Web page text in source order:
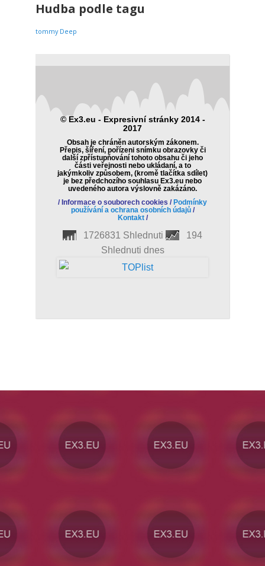
Hudba podle tagu
tommy Deep
© Ex3.eu - Expresivní stránky 2014 -
2017
Obsah je chráněn autorským zákonem.
Přepis, šíření, pořízeni snímku obrazovky či
další zpřístupňování tohoto obsahu či jeho
části veřejnosti nebo ukládaní, a to
jakýmkoliv způsobem, (kromě tlačítka sdílet)
je bez předchozího souhlasu Ex3.eu nebo
uvedeného autora výslovně zakázáno.
/ Informace o souborech cookies / Podmínky
používání a ochrana osobních údajů/
Kontakt/
1726831 Shlednuti
194
Shlednuti dnes